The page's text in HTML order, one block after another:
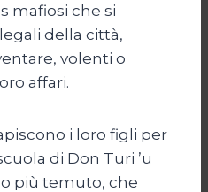
mafiosi che si
della città,
volenti o
affari.
i loro figli per
di Don Turi ’u
più temuto, che